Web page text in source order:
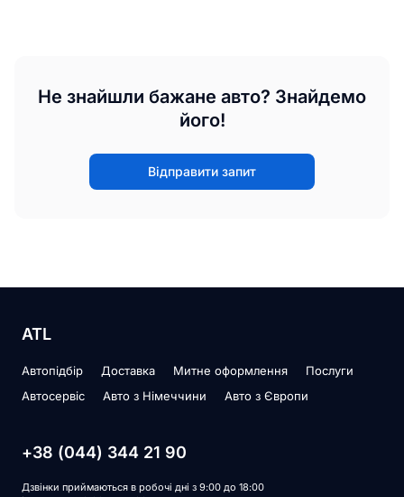
Не знайшли бажане авто? Знайдемо
його!
Відправити запит
ATL
Автопідбір Доставка Митне оформлення
Послуги
Автосервіс
Авто з Німеччини Авто з Європи
+38 (044) 344 21 90
Дзвінки приймаються в робочі дні з 9:00 до 18:00